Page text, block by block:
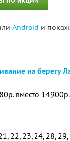
Android и
на берегу
вместо
22, 23, 24, 28,